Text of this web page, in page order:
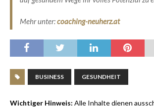
Mehr unter:coaching-neuherz.at
BUSINESS GESUNDHEIT
Wichtiger Hinweis: Alle Inhalte dienen